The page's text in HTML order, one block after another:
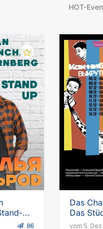
Diskussion mit den
HOT-
86
Das
Das
kriegen
vom 5.